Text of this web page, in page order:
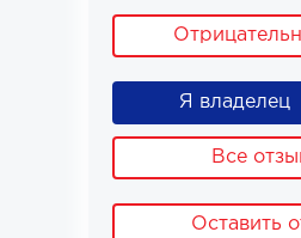
Я владелец
Все
Оставить